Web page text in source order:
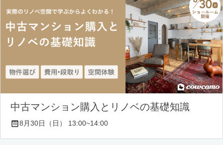
中古マンション購入とリノベの基礎知識
8月30日（日） 13:00~14:00